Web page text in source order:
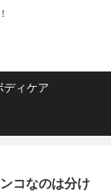
ディケア
コなのは分け